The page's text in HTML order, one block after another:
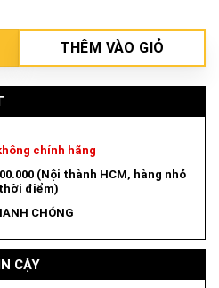
THÊM VÀO GIỎ
chính hãng
(Nội thành HCM, hàng nhỏ
điểm)
CHÓNG
CẬY